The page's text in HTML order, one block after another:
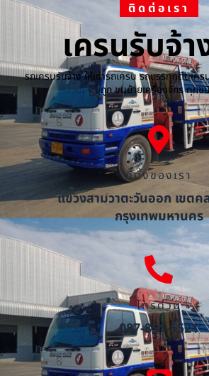
ติดต่อเรา
เครนรับจ้า
รถเครนรับจ้าง ให้เช่ารถเครน รถบรรทุกติดเค
ถูก ขนย้ายเครื่องจักร ทุกช
ที่ตั้งของเรา
แขวงสามวาตะวันออก เขตค
กรุงเทพมหานคร
โทรด่วน
087-851-5521